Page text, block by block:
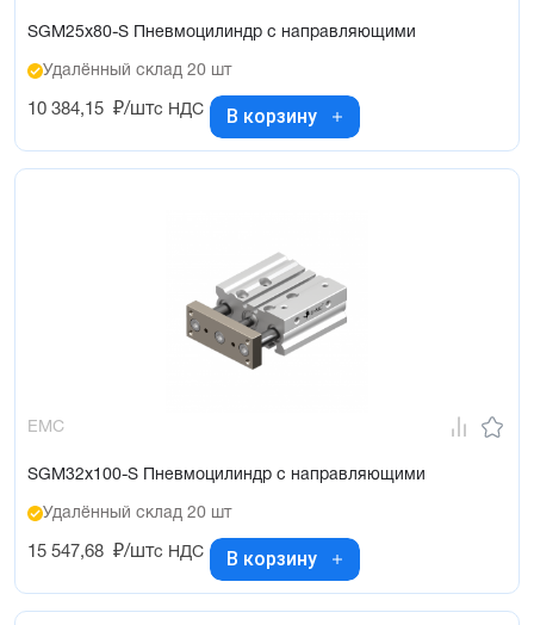
SGM25x80-S Пневмоцилиндр с направляющими
Удалённый склад 20 шт
10 384,15 ₽/штс НДС В корзину
EMC
SGM32x100-S Пневмоцилиндр с направляющими
Удалённый склад 20 шт
15 547,68 ₽/штс НДС В корзину